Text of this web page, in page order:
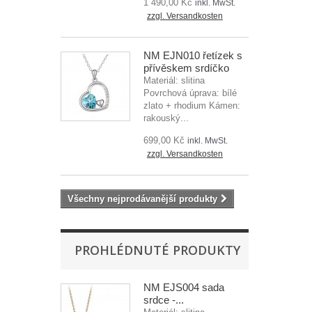
1 490,00 Kč inkl. MwSt.
zzgl. Versandkosten
NM EJN010 řetízek s
přívěskem srdíčko
Materiál: slitina
Povrchová úprava: bílé
zlato + rhodium Kámen:
rakouský...
699,00 Kč inkl. MwSt.
zzgl. Versandkosten
Všechny nejprodávanější produkty
PROHLÉDNUTÉ PRODUKTY
NM EJS004 sada
srdce -...